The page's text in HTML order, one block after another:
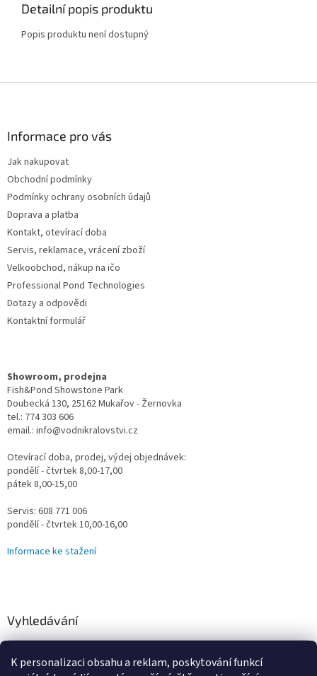
K personalizaci obsahu a reklam, poskytování funkcí
Detailní popis produktu
Popis produktu není dostupný
Informace pro vás
Jak nakupovat
Obchodní podmínky
Podmínky ochrany osobních údajů
Doprava a platba
Kontakt, otevírací doba
Servis, reklamace, vrácení zboží
Velkoobchod, nákup na ičo
Professional Pond Technologies
Dotazy a odpovědi
Kontaktní formulář
Showroom, prodejna
Fish&Pond Showstone Park
Doubecká 130, 25162 Mukařov - Žernovka
tel.: 774 303 606
email.: info@vodnikralovstvi.cz
Otevírací doba, prodej, výdej objednávek:
pondělí - čtvrtek 8,00-17,00
pátek 8,00-15,00
Servis: 608 771 006
pondělí - čtvrtek 10,00-16,00
Informace ke stažení
Vyhledávání
HLEDAT